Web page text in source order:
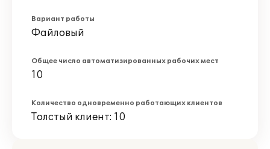
Вариант работы
Файловый
Общее число автоматизированных рабочих мест
10
Количество одновременно работающих клиентов
Толстый клиент: 10